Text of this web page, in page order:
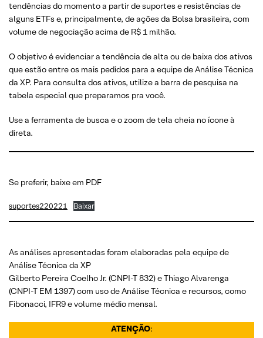
tendências do momento a partir de suportes e resistências de
alguns ETFs e, principalmente, de ações da Bolsa brasileira, com
volume de negociação acima de R$ 1 milhão.
O objetivo é evidenciar a tendência de alta ou de baixa dos ativos
que estão entre os mais pedidos para a equipe de Análise Técnica
da XP. Para consulta dos ativos, utilize a barra de pesquisa na
tabela especial que preparamos pra você.
Use a ferramenta de busca e o zoom de tela cheia no ícone à
direta.
Se preferir, baixe em PDF
suportes220221 Baixar
As análises apresentadas foram elaboradas pela equipe de
Análise Técnica da XP
Gilberto Pereira Coelho Jr. (CNPI-T 832) e Thiago Alvarenga
(CNPI-T EM 1397) com uso de Análise Técnica e recursos, como
Fibonacci, IFR9 e volume médio mensal.
ATENÇÃO: